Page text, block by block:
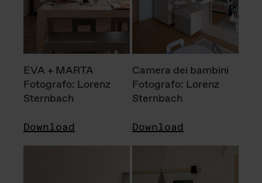
EVA + MARTA
Fotografo: Lorenz
Sternbach
Download
Camera dei bambini
Fotografo: Lorenz
Sternbach
Download